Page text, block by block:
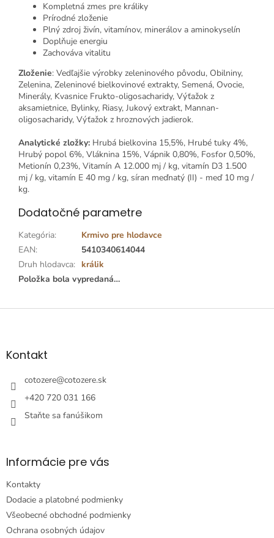
Kompletná zmes pre králiky
Prírodné zloženie
Plný zdroj živín, vitamínov, minerálov a aminokyselín
Doplňuje energiu
Zachováva vitalitu
Zloženie: Vedľajšie výrobky zeleninového pôvodu, Obilniny,
Zelenina, Zeleninové bielkovinové extrakty, Semená, Ovocie,
Minerály, Kvasnice Frukto-oligosacharidy, Výťažok z
aksamietnice, Bylinky, Riasy, Jukový extrakt, Mannan-
oligosacharidy, Výťažok z hroznových jadierok.
Analytické zložky: Hrubá bielkovina 15,5%, Hrubé tuky 4%,
Hrubý popol 6%, Vláknina 15%, Vápnik 0,80%, Fosfor 0,50%,
Metionín 0,23%, Vitamín A 12.000 mj / kg, vitamín D3 1.500
mj / kg, vitamín E 40 mg / kg, síran meďnatý (II) - meď 10 mg /
kg.
Dodatočné parametre
Kategória:
Krmivo pre hlodavce
EAN:
5410340614044
Druh hlodavca: králik
Položka bola vypredaná…
Z
äKontakt
cotozere@cotozere.sk
+420 720 031 166
Staňte sa fanúšikom
Informácie pre vás
Kontakty
Dodacie a platobné podmienky
Všeobecné obchodné podmienky
Ochrana osobných údajov